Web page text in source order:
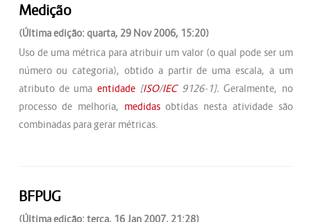
Medição
(Última edição: quarta, 29 Nov 2006, 15:20)
Uso de uma métrica para atribuir um valor (o qual pode ser um
número ou categoria), obtido a partir de uma escala, a um
atributo de uma entidade [ISO/IEC9126-1].Geralmente, no
processo de melhoria, medidasobtidas nesta atividade são
combinadas para gerar métricas.
BFPUG
(Última edição: terça, 16 Jan 2007, 21:28)